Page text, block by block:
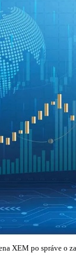
XEM po správe o